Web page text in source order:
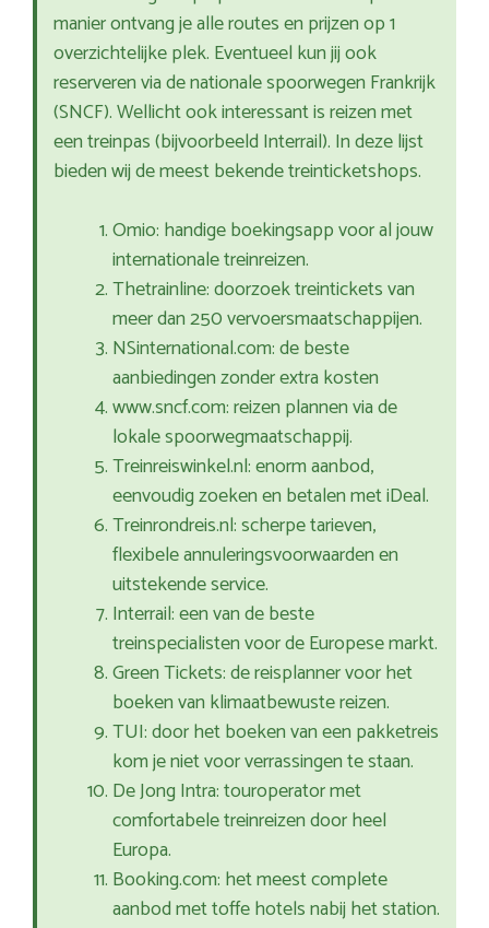
manier ontvang je alle routes en prijzen op 1
overzichtelijke plek. Eventueel kun jij ook
reserveren via de nationale spoorwegen Frankrijk
(SNCF). Wellicht ook interessant is reizen met
een treinpas (bijvoorbeeld Interrail). In deze lijst
bieden wij de meest bekende treinticketshops.
Omio: handige boekingsapp voor al jouw
internationale treinreizen.
Thetrainline: doorzoek treintickets van
meer dan 250 vervoersmaatschappijen.
NSinternational.com: de beste
aanbiedingen zonder extra kosten
www.sncf.com: reizen plannen via de
lokale spoorwegmaatschappij.
Treinreiswinkel.nl: enorm aanbod,
eenvoudig zoeken en betalen met iDeal.
Treinrondreis.nl: scherpe tarieven,
flexibele annuleringsvoorwaarden en
uitstekende service.
Interrail: een van de beste
treinspecialisten voor de Europese markt.
Green Tickets: de reisplanner voor het
boeken van klimaatbewuste reizen.
TUI: door het boeken van een pakketreis
kom je niet voor verrassingen te staan.
De Jong Intra: touroperator met
comfortabele treinreizen door heel
Europa.
Booking.com: het meest complete
aanbod met toffe hotels nabij het station.